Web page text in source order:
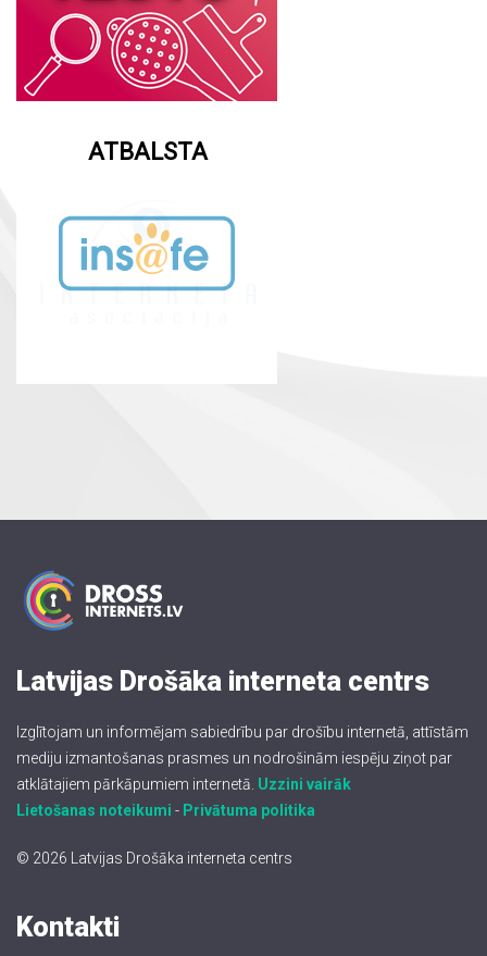
Latvijas Drošāka interneta centrs
Izglītojam un informējam sabiedrību par drošību internetā, attīstām
mediju izmantošanas prasmes un nodrošinām iespēju ziņot par
atklātajiem pārkāpumiem internetā. Uzzini vairāk
Lietošanas noteikumi - Privātuma politika
© 2026 Latvijas Drošāka interneta centrs
Kontakti